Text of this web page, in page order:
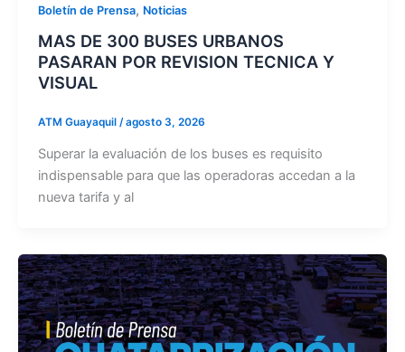
Boletín de Prensa, Noticias
MAS DE 300 BUSES URBANOS
PASARAN POR REVISION TECNICA Y
VISUAL
ATM Guayaquil /agosto 3, 2026
Superar la evaluación de los buses es requisito
indispensable para que las operadoras accedan a la
nueva tarifa y al